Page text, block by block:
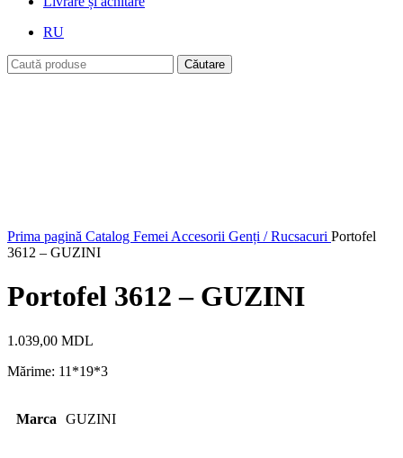
RU
Căutare
Prima pagină Catalog Femei Accesorii Genți / Rucsacuri Portofel
3612 – GUZINI
Portofel 3612 – GUZINI
1.039,00 MDL
Mărime: 11*19*3
Marca GUZINI